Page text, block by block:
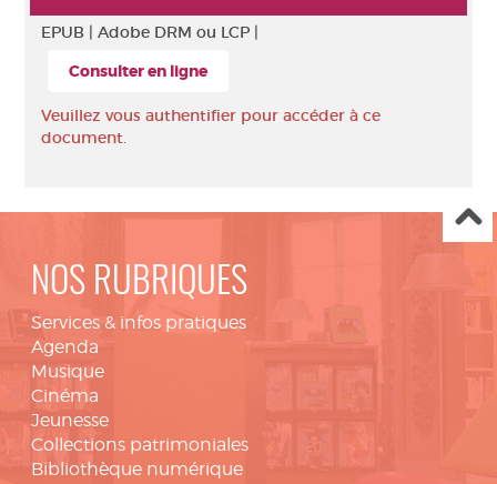
EPUB | Adobe DRM ou LCP |
Consulter en ligne
Veuillez vous authentifier pour accéder à ce
document.
NOS RUBRIQUES
Services & infos pratiques
Agenda
Musique
Cinéma
Jeunesse
Collections patrimoniales
Bibliothèque numérique